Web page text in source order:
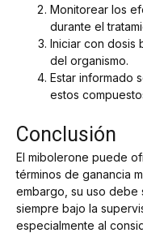
Monitorear los
durante el
Iniciar con dosis
del organismo.
Estar informado
estos
Conclusión
El mibolerone puede
términos de ganancia
embargo, su uso
siempre bajo la
especialmente al